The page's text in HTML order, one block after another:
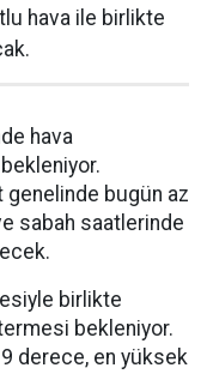
hava ile birlikte
hava
bugün az
sabah saatlerinde
birlikte
bekleniyor.
derece, en yüksek